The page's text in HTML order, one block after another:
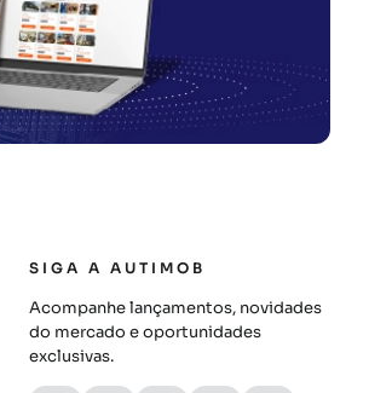
SIGA A AUTIMOB
Acompanhe lançamentos, novidades
do mercado e oportunidades
exclusivas.